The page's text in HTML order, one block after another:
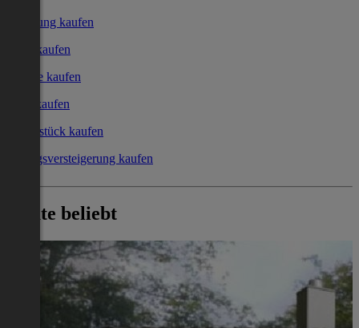
Wohnung kaufen
Haus kaufen
Garage kaufen
Büro kaufen
Grundstück kaufen
Zwangsversteigerung kaufen
Heute beliebt